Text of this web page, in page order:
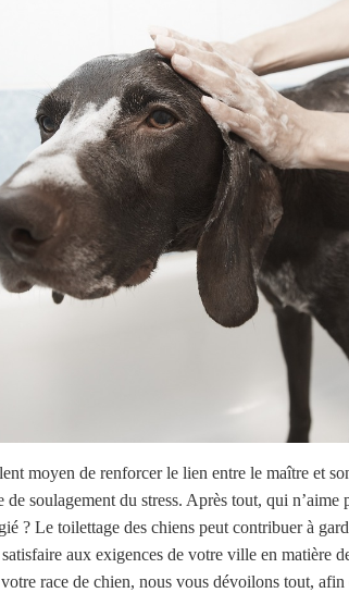
moyen de renforcer le lien entre le maître et
soulagement du stress. Après tout, qui n’aime
? Le toilettage des chiens peut contribuer à
aux exigences de votre ville en matière
race de chien, nous vous dévoilons tout,